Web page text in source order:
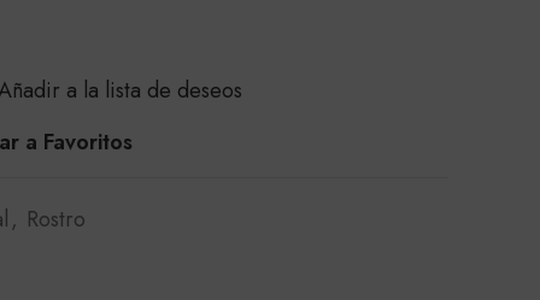
a la lista de deseos
a Favoritos
, Rostro